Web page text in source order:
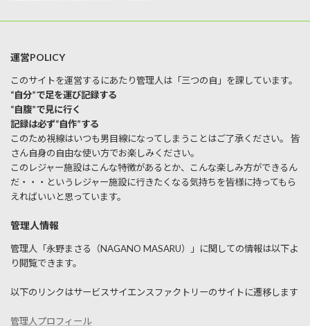
運営POLICY
このサイトを運営するにあたり管理人は「三つの自」を課しています。
“自分”で足を運び記録する
“自腹”で見に行く
記録は必ず“自作”する
このため視線はいつも男目線になってしまうことはご了承ください。 皆
さん自身の自由な使い方でお楽しみください。
このレジャー施設はこんな特徴があるとか、こんな楽しみ方ができるん
だ・・・というレジャー施設に行きたくなる気持ちを皆様に持ってもら
えればいいと思っています。
管理人情報
管理人「永野まさる（NAGANO MASARU）」に関しての情報は以下よ
り閲覧できます。
以下のリンクはサービスサイエンスファクトリーのサイトに遷移します
管理人プロフィール